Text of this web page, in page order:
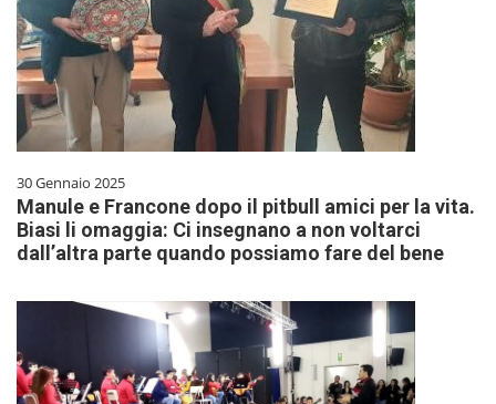
30 Gennaio 2025
Manule e Francone dopo il pitbull amici per la vita.
Biasi li omaggia: Ci insegnano a non voltarci
dall’altra parte quando possiamo fare del bene